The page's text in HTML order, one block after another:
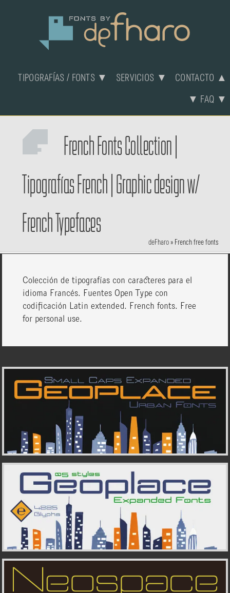
TIPOGRAFÍAS / FONTS ▼ SERVICIOS ▼ CONTACTO ▲
▼ FAQ ▼
French Fonts Collection
Tipografías French Graphic design w/
French Typefaces
deFharo» French free fonts
Colección de tipografías con caracteres para el
idioma Francés. Fuentes Open Type con
codificación Latin extended. French fonts. Free
for personal use.